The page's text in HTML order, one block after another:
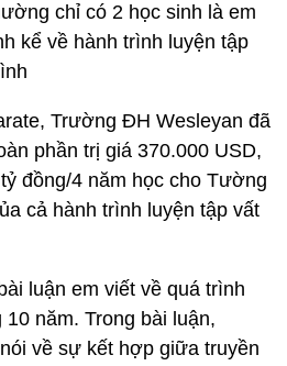
chỉ có 2 học sinh là em
kể về hành trình luyện tập
Trường ĐH Wesleyan đã
phần trị giá 370.000 USD,
đồng/4 năm học cho Tường
cả hành trình luyện tập vất
luận em viết về quá trình
năm. Trong bài luận,
về sự kết hợp giữa truyền